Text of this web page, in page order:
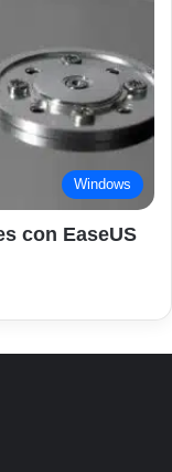
Windows
con EaseUS